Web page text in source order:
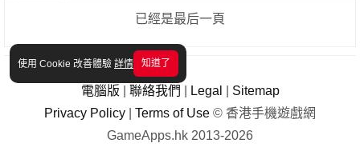
使用 Cookie 改善體驗 詳情 知道了
已經是最后一頁
電腦版 聯絡我們 Legal
Sitemap
Privacy Policy
Terms of Use © 香港手機遊戲網
GameApps.hk 2013-2026